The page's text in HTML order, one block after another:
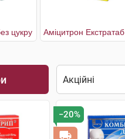
цукру Аміцитрон Екстратаб
−20%